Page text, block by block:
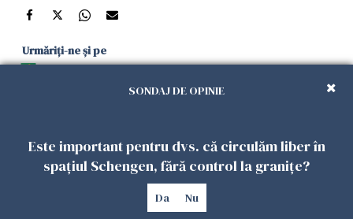
Urmăriți-ne și pe
și în aplicațiile mobile
Politica de
confidențialitate
Politica
Cookies
Gestionați
Contact
Declarație de
accesibilitate
Copyright 2026. Toate drepturile rezervate.
SONDAJ DE OPINIE
Este important pentru dvs. că circulăm liber în
spațiul Schengen, fără control la granițe?
Da Nu